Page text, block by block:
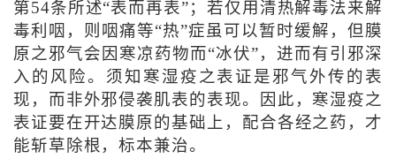
第54条所述“表而再表”；若仅用清热解毒法来解
毒利咽，则咽痛等“热”症虽可以暂时缓解，但膜
原之邪气会因寒凉药物而“冰伏”，进而有引邪深
入的风险。须知寒湿疫之表证是邪气外传的表
现，而非外邪侵袭肌表的表现。因此，寒湿疫之
表证要在开达膜原的基础上，配合各经之药，才
能斩草除根，标本兼治。